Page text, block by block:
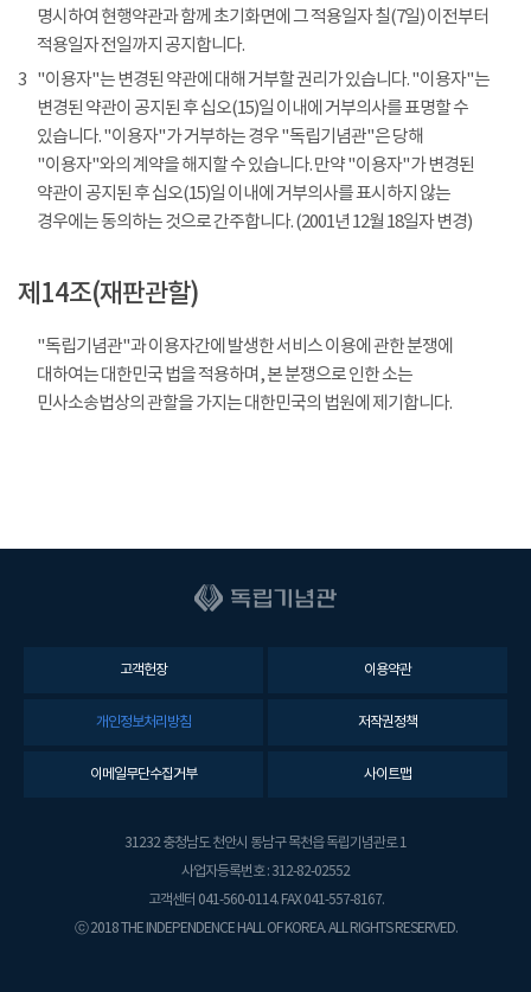
명시하여 현행약관과 함께 초기화면에 그 적용일자 칠(7일) 이전부터
적용일자 전일까지 공지합니다.
3 "이용자"는 변경된 약관에 대해 거부할 권리가 있습니다. "이용자"는
변경된 약관이 공지된 후 십오(15)일 이내에 거부의사를 표명할 수
있습니다. "이용자"가 거부하는 경우 "독립기념관"은 당해
"이용자"와의 계약을 해지할 수 있습니다. 만약 "이용자"가 변경된
약관이 공지된 후 십오(15)일 이내에 거부의사를 표시하지 않는
경우에는 동의하는 것으로 간주합니다. (2001년 12월 18일자 변경)
제14조(재판관할)
"독립기념관"과 이용자간에 발생한 서비스 이용에 관한 분쟁에
대하여는 대한민국 법을 적용하며, 본 분쟁으로 인한 소는
민사소송법상의 관할을 가지는 대한민국의 법원에 제기합니다.
고객헌장 이용약관
개인정보처리방침 저작권정책
이메일무단수집거부 사이트맵
31232 충청남도 천안시 동남구 목천읍 독립기념관로 1
사업자등록번호 : 312-82-02552
고객센터 041-560-0114. FAX 041-557-8167.
ⓒ 2018 THE INDEPENDENCE HALL OF KOREA. ALL RIGHTS RESERVED.